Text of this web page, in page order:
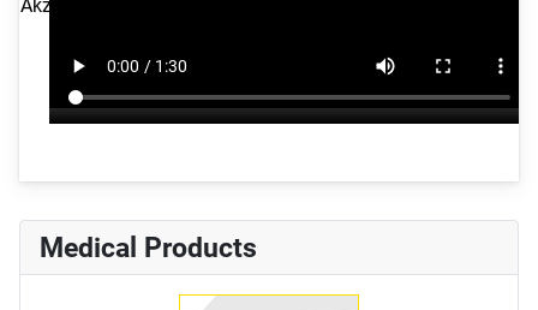
Medical Products
Akzeptieren